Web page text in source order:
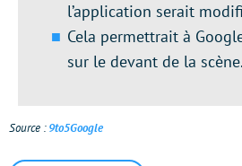
l’application serait
Cela permettrait à
sur le devant de la scène.
Source :9to5Google